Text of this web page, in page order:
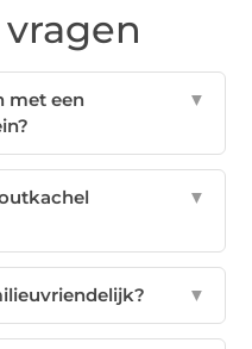
met een
▼
▼
▼